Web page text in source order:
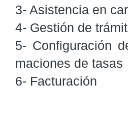
3- Asistencia en
4- Gestión de
5- Configuración
maciones de tasas
6- Facturación